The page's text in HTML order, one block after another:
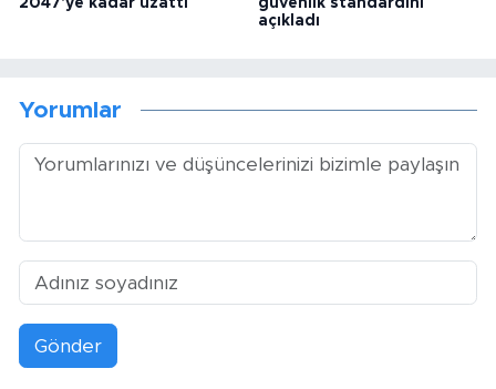
2047'ye kadar uzattı
güvenlik standardını
açıkladı
Yorumlar
Gönder